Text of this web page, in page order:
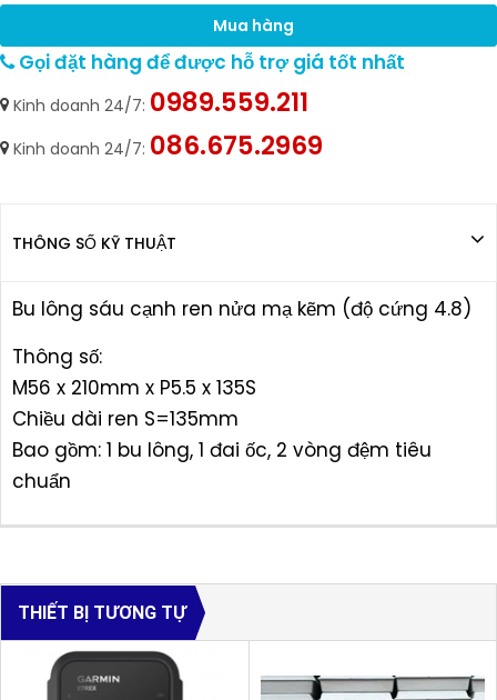
Mua hàng
Gọi đặt hàng để được hỗ trợ giá tốt nhất
Kinh doanh 24/7: 0989.559.211
Kinh doanh 24/7: 086.675.2969
THÔNG SỐ KỸ THUẬT
Bu lông sáu cạnh ren nửa mạ kẽm (độ cứng 4.8)
Thông số:
M56 x 210mm x P5.5 x 135S
Chiều dài ren S=135mm
Bao gồm: 1 bu lông, 1 đai ốc, 2 vòng đệm tiêu
chuẩn
THIẾT BỊ TƯƠNG TỰ